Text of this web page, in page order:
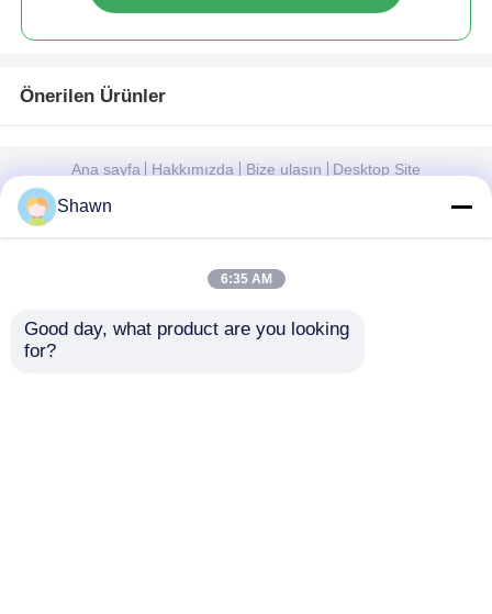
Önerilen Ürünler
Ana sayfa Hakkımızda Bize ulaşın
Desktop Site
fabrikası.Copyright © 2026 Sichuan Jiweicheng
Electric Power Equipment Co., Ltd.. All Rights
Shawn
6:35 AM
Good day, what product are you looking
for?